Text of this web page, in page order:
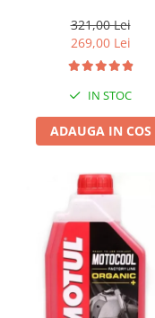
321,00 Lei
269,00 Lei
IN STOC
ADAUGA IN COS